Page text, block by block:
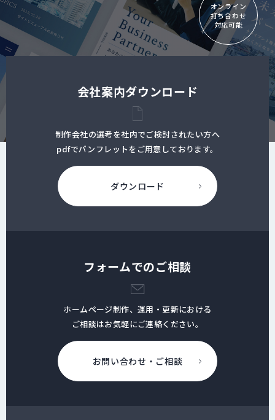
オンライン
打ち合わせ
対応可能
会社案内ダウンロード
制作会社の選考を社内でご検討されたい方へ
pdfでパンフレットをご用意しております。
ダウンロード
フォームでのご相談
ホームページ制作、運用・更新における
ご相談はお気軽にご連絡ください。
お問い合わせ・ご相談